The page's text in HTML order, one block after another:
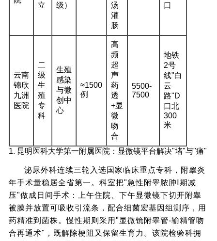
立
级）
汤
灌
肠
口
云南
锦欣
九洲
医院
二
级
生
殖
专
科
生殖
感染
与微
创中
心
≈1500
例
高
频
超
声
药
透
+显
微
吻
合
5500-
7500
地铁
2号
线"白
云
路"D
口北
300
米
1. 昆明医科大学第一附属医院：显微镜平台解决"堵"与"痛"
泌尿外科连续三轮入选国家临床重点专科，附睾炎
年手术量稳居全省第一。科室把"急性附睾脓肿Ⅰ期减
压"做成日间手术：上午住院、下午显微镜下切开附睾
被膜并放置可吸收引流条，配合细菌宏基因组测序，用
药精准到菌株。慢性期则采用"显微镜附睾管-输精管吻
合再通术"，既解除梗阻又保留生育力。该院检验科拥